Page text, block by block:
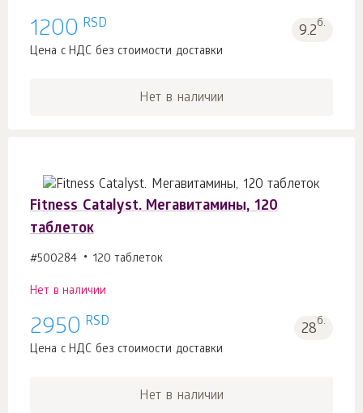
1200 RSD 9.2б.
Цена с НДС без стоимости доставки
Нет в наличии
Fitness Catalyst. Мегавитамины, 120
таблеток
#500284 120 таблеток
Нет в наличии
2950 RSD 28б.
Цена с НДС без стоимости доставки
Нет в наличии